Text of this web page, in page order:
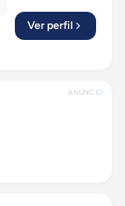
Ver perfil
ANÚNCIO